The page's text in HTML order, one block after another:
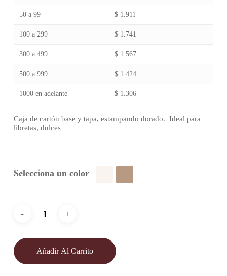
50 a 99 $ 1.911
100 a 299 $ 1.741
300 a 499 $ 1.567
500 a 999 $ 1.424
1000 en adelante $ 1.306
Caja de cartón base y tapa, estampando dorado. Ideal para
libretas, dulces
Selecciona un color
Añadir Al Carrito